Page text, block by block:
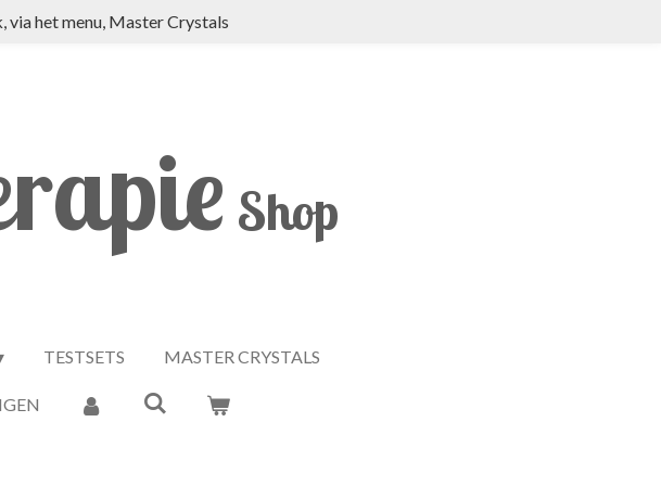
via het menu, Master Crystals
Shop
TESTSETS MASTER CRYSTALS